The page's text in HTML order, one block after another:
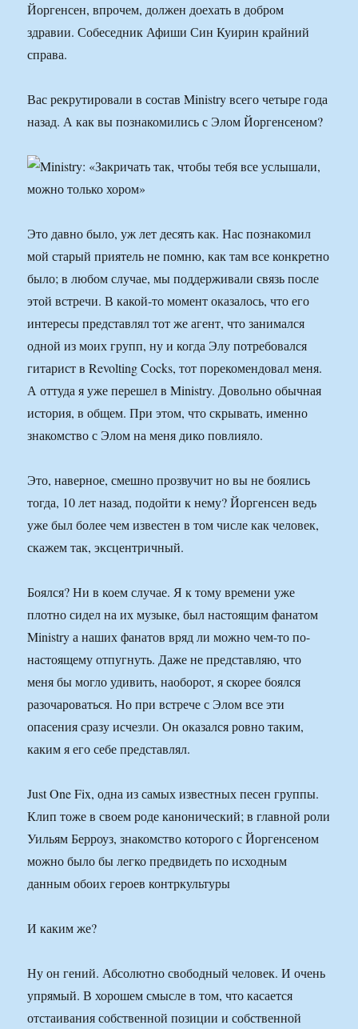
Йоргенсен, впрочем, должен доехать в добром
здравии. Собеседник Афиши Син Куирин крайний
справа.
Вас рекрутировали в состав Ministry всего четыре года
назад. А как вы познакомились с Элом Йоргенсеном?
Это давно было, уж лет десять как. Нас познакомил
мой старый приятель не помню, как там все конкретно
было; в любом случае, мы поддерживали связь после
этой встречи. В какой-то момент оказалось, что его
интересы представлял тот же агент, что занимался
одной из моих групп, ну и когда Элу потребовался
гитарист в Revolting Cocks, тот порекомендовал меня.
А оттуда я уже перешел в Ministry. Довольно обычная
история, в общем. При этом, что скрывать, именно
знакомство с Элом на меня дико повлияло.
Это, наверное, смешно прозвучит но вы не боялись
тогда, 10 лет назад, подойти к нему? Йоргенсен ведь
уже был более чем известен в том числе как человек,
скажем так, эксцентричный.
Боялся? Ни в коем случае. Я к тому времени уже
плотно сидел на их музыке, был настоящим фанатом
Ministry а наших фанатов вряд ли можно чем-то по-
настоящему отпугнуть. Даже не представляю, что
меня бы могло удивить, наоборот, я скорее боялся
разочароваться. Но при встрече с Элом все эти
опасения сразу исчезли. Он оказался ровно таким,
каким я его себе представлял.
Just One Fix, одна из самых известных песен группы.
Клип тоже в своем роде канонический; в главной роли
Уильям Берроуз, знакомство которого с Йоргенсеном
можно было бы легко предвидеть по исходным
данным обоих героев контркультуры
И каким же?
Ну он гений. Абсолютно свободный человек. И очень
упрямый. В хорошем смысле в том, что касается
отстаивания собственной позиции и собственной